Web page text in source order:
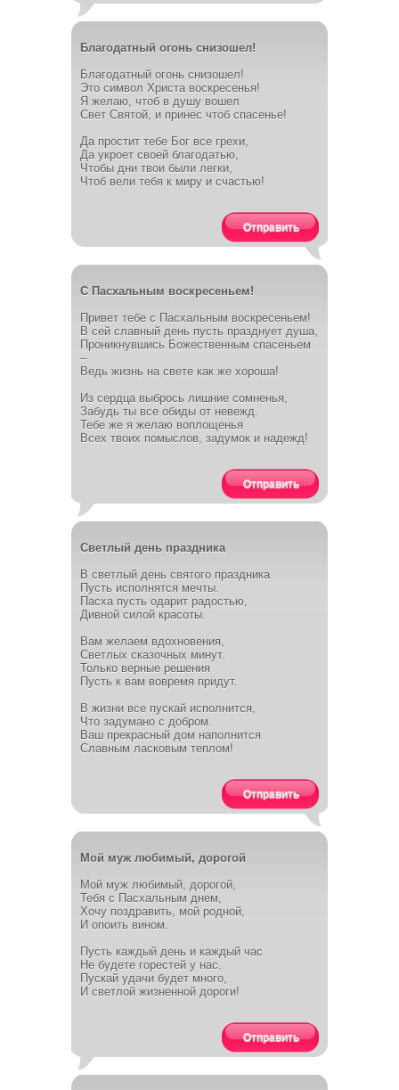
Благодатный огонь снизошел!
Благодатный огонь снизошел!
Это символ Христа воскресенья!
Я желаю, чтоб в душу вошел
Свет Святой, и принес чтоб спасенье!
Да простит тебе Бог все грехи,
Да укроет своей благодатью,
Чтобы дни твои были легки,
Чтоб вели тебя к миру и счастью!
Отправить
C Пасхальным воскресеньем!
Привет тебе с Пасхальным воскресеньем!
В сей славный день пусть празднует душа,
Проникнувшись Божественным спасеньем
–
Ведь жизнь на свете как же хороша!
Из сердца выбрось лишние сомненья,
Забудь ты все обиды от невежд.
Тебе же я желаю воплощенья
Всех твоих помыслов, задумок и надежд!
Отправить
Светлый день праздника
В светлый день святого праздника
Пусть исполнятся мечты.
Пасха пусть одарит радостью,
Дивной силой красоты.
Вам желаем вдохновения,
Светлых сказочных минут.
Только верные решения
Пусть к вам вовремя придут.
В жизни все пускай исполнится,
Что задумано с добром.
Ваш прекрасный дом наполнится
Славным ласковым теплом!
Отправить
Мой муж любимый, дорогой
Мой муж любимый, дорогой,
Тебя с Пасхальным днем,
Хочу поздравить, мой родной,
И опоить вином.
Пусть каждый день и каждый час
Не будете горестей у нас.
Пускай удачи будет много,
И светлой жизненной дороги!
Отправить